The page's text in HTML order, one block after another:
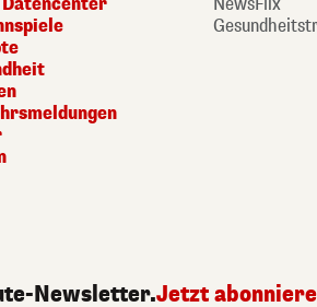
Newsletter.Jetzt